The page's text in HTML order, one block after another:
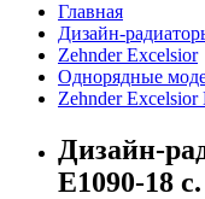
Главная
Дизайн-
Zehnder Excelsior
Однорядные
Zehnder
Дизайн-
E1090-18 с.